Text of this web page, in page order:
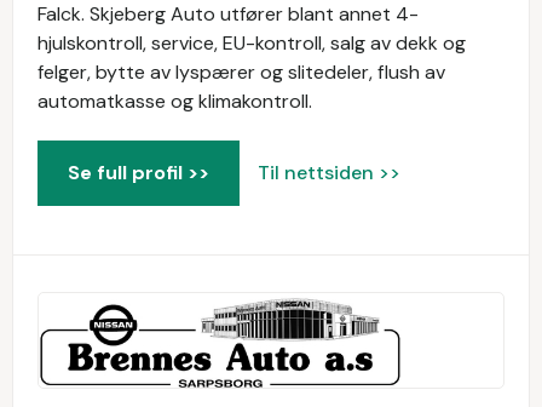
Falck. Skjeberg Auto utfører blant annet 4-
hjulskontroll, service, EU-kontroll, salg av dekk og
felger, bytte av lyspærer og slitedeler, flush av
automatkasse og klimakontroll.
Se full profil >> Til nettsiden >>